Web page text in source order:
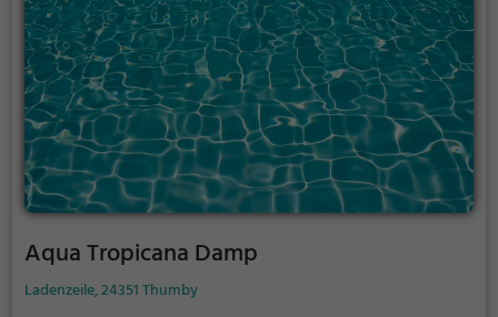
Aqua Tropicana Damp
Ladenzeile, 24351 Thumby